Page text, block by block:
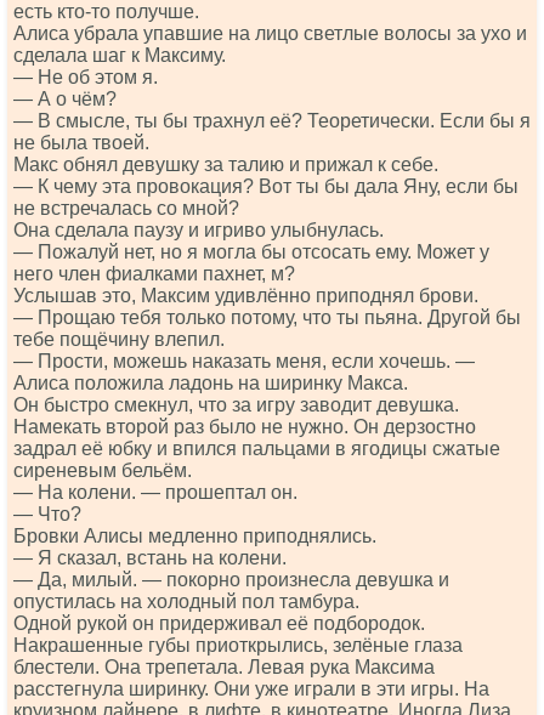
есть кто-то получше.
Алиса убрала упавшие на лицо светлые волосы за ухо и
сделала шаг к Максиму.
— Не об этом я.
— А о чём?
— В смысле, ты бы трахнул её? Теоретически. Если бы я
не была твоей.
Макс обнял девушку за талию и прижал к себе.
— К чему эта провокация? Вот ты бы дала Яну, если бы
не встречалась со мной?
Она сделала паузу и игриво улыбнулась.
— Пожалуй нет, но я могла бы отсосать ему. Может у
него член фиалками пахнет, м?
Услышав это, Максим удивлённо приподнял брови.
— Прощаю тебя только потому, что ты пьяна. Другой бы
тебе пощёчину влепил.
— Прости, можешь наказать меня, если хочешь. —
Алиса положила ладонь на ширинку Макса.
Он быстро смекнул, что за игру заводит девушка.
Намекать второй раз было не нужно. Он дерзостно
задрал её юбку и впился пальцами в ягодицы сжатые
сиреневым бельём.
— На колени. — прошептал он.
— Что?
Бровки Алисы медленно приподнялись.
— Я сказал, встань на колени.
— Да, милый. — покорно произнесла девушка и
опустилась на холодный пол тамбура.
Одной рукой он придерживал её подбородок.
Накрашенные губы приоткрылись, зелёные глаза
блестели. Она трепетала. Левая рука Максима
расстегнула ширинку. Они уже играли в эти игры. На
круизном лайнере, в лифте, в кинотеатре. Иногда Лиза